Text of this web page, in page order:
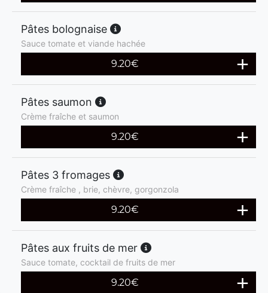
Pâtes bolognaise
Sauce tomate et viande hachée
9.20€
Pâtes saumon
Crème fraîche et saumon
9.20€
Pâtes 3 fromages
Crème fraîche , brie, chèvre, gorgonzola
9.20€
Pâtes aux fruits de mer
Sauce tomate, cocktail de fruits de mer
9.20€